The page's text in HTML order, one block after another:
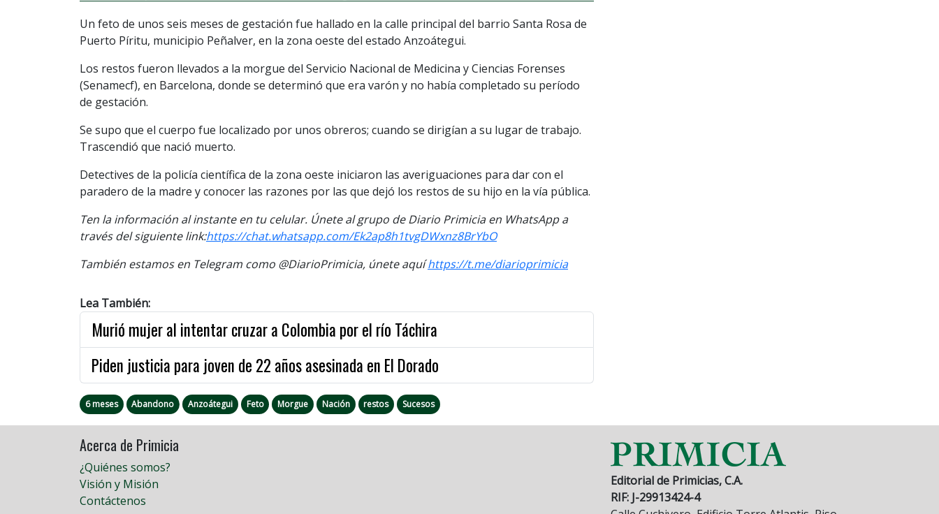
Un feto de unos seis meses de gestación fue hallado en la calle principal del barrio Santa Rosa de
Puerto Píritu, municipio Peñalver, en la zona oeste del estado Anzoátegui.
Los restos fueron llevados a la morgue del Servicio Nacional de Medicina y Ciencias Forenses
(Senamecf), en Barcelona, donde se determinó que era varón y no había completado su período
de gestación.
Se supo que el cuerpo fue localizado por unos obreros; cuando se dirigían a su lugar de trabajo.
Trascendió que nació muerto.
Detectives de la policía científica de la zona oeste iniciaron las averiguaciones para dar con el
paradero de la madre y conocer las razones por las que dejó los restos de su hijo en la vía pública.
Ten la información al instante en tu celular. Únete al grupo de Diario Primicia en WhatsApp a
través del siguiente link:https://chat.whatsapp.com/Ek2ap8h1tvgDWxnz8BrYbO
También estamos en Telegram como @DiarioPrimicia, únete aquíhttps://t.me/diarioprimicia
Lea También:
Murió mujer al intentar cruzar a Colombia por el río Táchira
Piden justicia para joven de 22 años asesinada en El Dorado
6 meses Abandono Anzoátegui Feto Morgue Nación restos Sucesos
Acerca de Primicia
¿Quiénes somos?
Visión y Misión
Contáctenos
Editorial de Primicias, C.A.
RIF: J-29913424-4